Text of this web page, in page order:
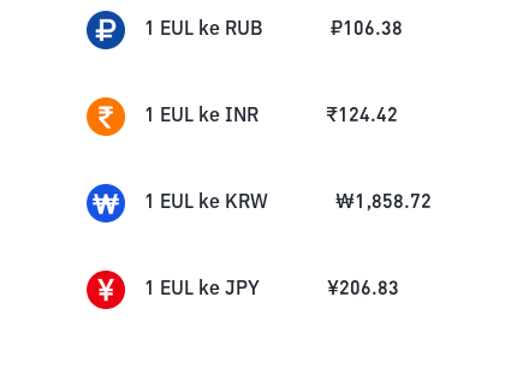
1 EUL ke RUB ₽106.38
1 EUL ke INR ₹124.42
1 EUL ke KRW ₩1,858.72
1 EUL ke JPY ¥206.83